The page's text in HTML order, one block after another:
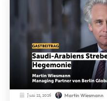
Juni 22, 2026 Martin Wiesmann